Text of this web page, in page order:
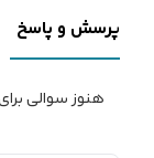
پرسش و پاسخ
هنوز سوالی